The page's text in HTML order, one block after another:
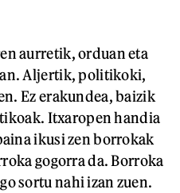
aurretik, orduan eta
Aljertik, politikoki,
Ez erakundea, baizik
Itxaropen handia
ikusi zen borrokak
gogorra da. Borroka
sortu nahi izan zuen.